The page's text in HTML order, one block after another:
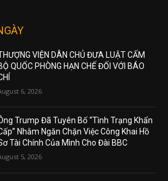
VIỆN DÂN CHỦ ĐƯA LUẬT CẤM
QUỐC PHÒNG HẠN CHẾ ĐỐI VỚI BÁO
6, 2026
Trump Đã Tuyên Bố “Tình Trạng Khẩn
Nhằm Ngăn Chặn Việc Công Khai Hồ
Tài Chính Của Mình Cho Đài BBC
5, 2026